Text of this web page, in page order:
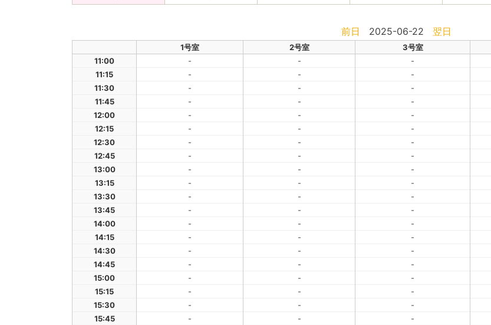
前日 2025-06-22 翌日
1号室 2号室 3号室
11:00
- - -
11:15
- - -
11:30
- - -
11:45
- - -
12:00
- - -
12:15
- - -
12:30
- - -
12:45
- - -
13:00
- - -
13:15
- - -
13:30
- - -
13:45
- - -
14:00
- - -
14:15
- - -
14:30
- - -
14:45
- - -
15:00
- - -
15:15
- - -
15:30
- - -
15:45
- - -